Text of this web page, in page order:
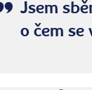
Jsem
o čem se